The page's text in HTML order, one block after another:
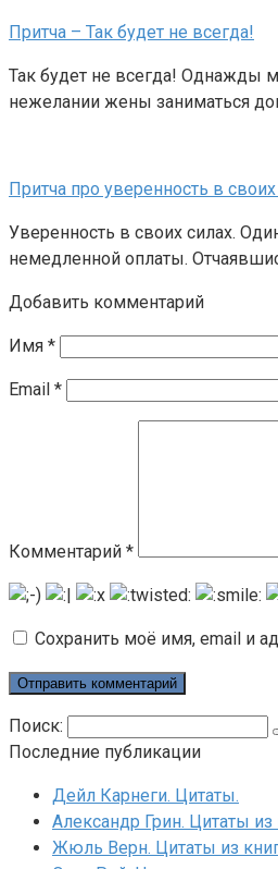
Притча – Так будет не всегда!
Так будет не всегда! Однажды
нежелании жены заниматься
Притча про уверенность в своих
Уверенность в своих силах.
немедленной оплаты.
Добавить комментарий
Имя *
Email *
Комментарий *
Сохранить моё имя, email и
Поиск:
Последние публикации
Дейл Карнеги. Цитаты.
Александр Грин. Цитаты из
Жюль Верн. Цитаты из